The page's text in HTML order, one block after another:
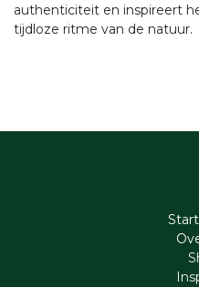
authenticiteit en inspireert
tijdloze ritme van de natuur.